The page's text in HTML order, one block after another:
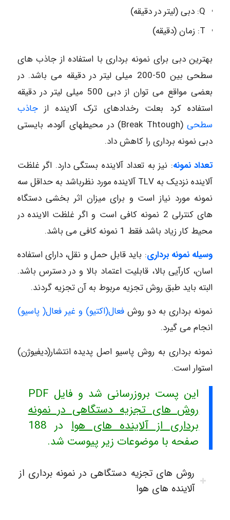
Q: دبی (لیتر در دقیقه)
T: زمان (دقیقه)
بهترین دبی برای نمونه برداری با استفاده از جاذب های
سطحی بین 50-200 میلی لیتر در دقیقه می باشد. در
بعضی مواقع می توان از دبی 500 میلی لیتر در دقیقه
استفاده کرد بعلت رخدادهای ترک آلاینده ازجاذب
سطحی
(Break Thtough) در محیطهای آلوده، بایستی
دبی نمونه برداری را کاهش داد.
تعداد نمونه: نیز به تعداد آلاینده بستگی دارد. اگر غلظت
آلاینده نزدیک به TLV آلاینده مورد نظرباشد به حداقل سه
نمونه مورد نیاز است و برای میزان اثر بخشی دستگاه
های کنترلی 2 نمونه کافی است و اگر غلظت الاینده در
محیط کار زیاد باشد فقط 1 نمونه کافی می باشد.
وسیله نمونه برداری: باید قابل حمل و نقل، دارای استفاده
اسان، کارآیی بالا، قابلیت اعتماد بالا و در دسترس باشد.
البته باید طبق روش تجزیه مربوط به آن تجزیه گردند.
نمونه برداری به دو روشفعال(اکتیو) و غیر فعال( پاسیو)
انجام می گیرد.
نمونه برداری به روش پاسیو اصل پدیده انتشار(دیفیوژن)
استوار است.
این پست بروزرسانی شد و فایل PDF
روش های تجزیه دستگاهی در نمونه
برداری از آلاینده های هوا
در 188
صفحه با موضوعات زیر پیوست شد.
روش های تجزیه دستگاهی در نمونه برداری از
آلاینده های هوا